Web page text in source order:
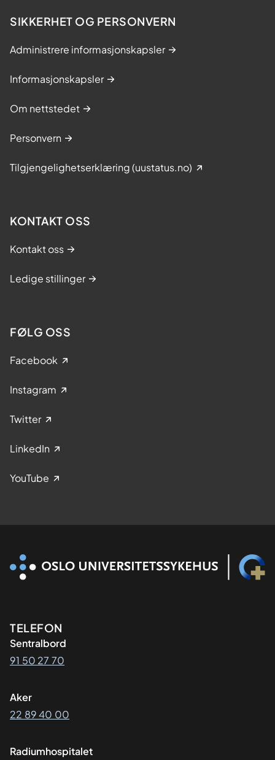
SIKKERHET OG PERSONVERN
Administrere informasjonskapsler
Informasjonskapsler
Om nettstedet
Personvern
Tilgjengelighetserklæring (uustatus.no)
KONTAKT OSS
Kontakt oss
Ledige stillinger
FØLG OSS
Facebook
Instagram
Twitter
LinkedIn
YouTube
Kontaktinformasjon
TELEFON
Sentralbord
91 50 27 70
Aker
22 89 40 00
Radiumhospitalet